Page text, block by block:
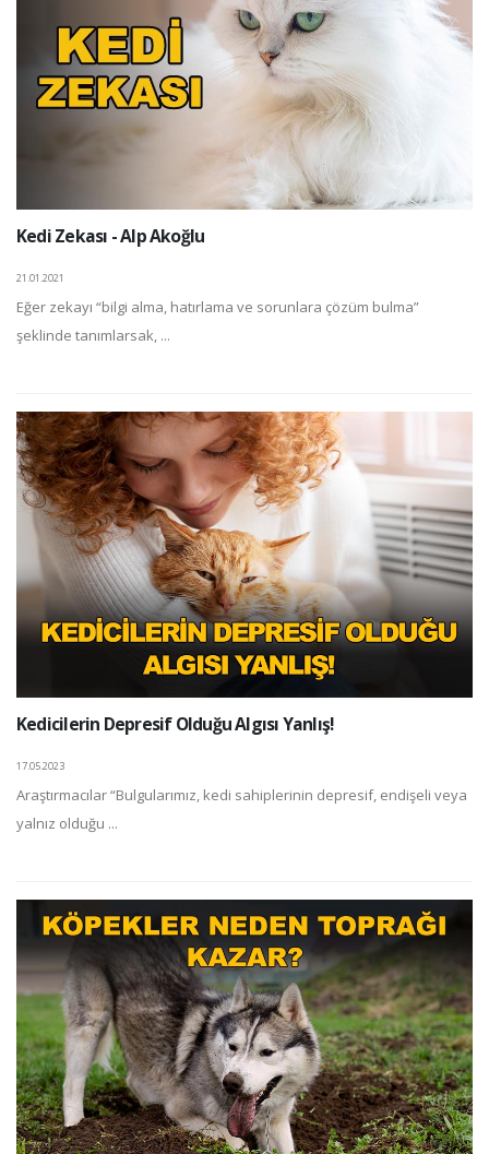
Kedi Zekası - Alp Akoğlu
21.01.2021
Eğer zekayı “bilgi alma, hatırlama ve sorunlara çözüm bulma”
şeklinde tanımlarsak, ...
Kedicilerin Depresif Olduğu Algısı Yanlış!
17.05.2023
Araştırmacılar “Bulgularımız, kedi sahiplerinin depresif, endişeli veya
yalnız olduğu ...